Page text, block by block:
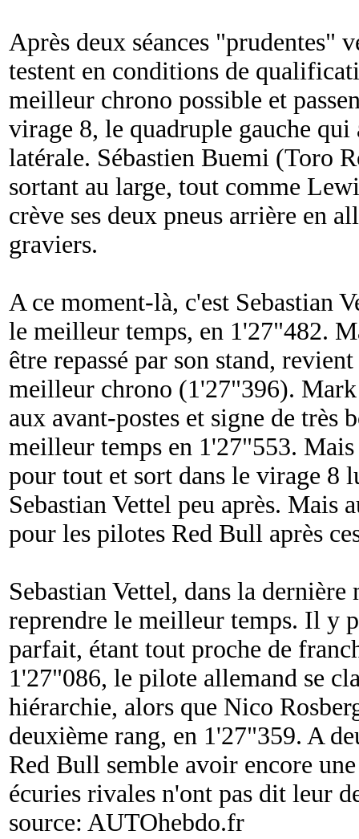
Après deux séances "prudentes"
testent en conditions de
meilleur chrono possible et
virage 8, le quadruple gauche
latérale. Sébastien Buemi (Toro
sortant au large, tout comme
crève ses deux pneus arrière en
graviers.
A ce moment-là, c'est Sebastian
le meilleur temps, en 1'27"482.
être repassé par son stand,
meilleur chrono (1'27"396).
aux avant-postes et signe de très
meilleur temps en 1'27"553.
pour tout et sort dans le virage 8
Sebastian Vettel peu après. Mais
pour les pilotes Red Bull après
Sebastian Vettel, dans la
reprendre le meilleur temps. Il y
parfait, étant tout proche de
1'27"086, le pilote allemand se
hiérarchie, alors que Nico
deuxième rang, en 1'27"359. A
Red Bull semble avoir encore
écuries rivales n'ont pas dit leur
source: AUTOhebdo.fr